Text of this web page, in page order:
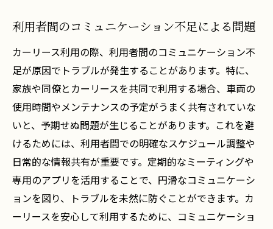
地域専門業者との連携方法
応急処置の具体例とその手順
保険利用の可否とその確認方法
安心して利用するためのカーリースのトラブル
防止策と滋賀県大津市大谷町の実例
トラブルリスクを低減する契約方法
利用者アンケートを活用した改善策
契約前の試乗と現地確認の重要性
地域特有のトラブル防止策
トラブル事例から学ぶ予防法
利用者間のコミュニケーション不足による問題
カーリース利用の際、利用者間のコミュニケーション不
足が原因でトラブルが発生することがあります。特に、
家族や同僚とカーリースを共同で利用する場合、車両の
使用時間やメンテナンスの予定がうまく共有されていな
いと、予期せぬ問題が生じることがあります。これを避
けるためには、利用者間での明確なスケジュール調整や
日常的な情報共有が重要です。定期的なミーティングや
専用のアプリを活用することで、円滑なコミュニケーシ
ョンを図り、トラブルを未然に防ぐことができます。カ
ーリースを安心して利用するために、コミュニケーショ